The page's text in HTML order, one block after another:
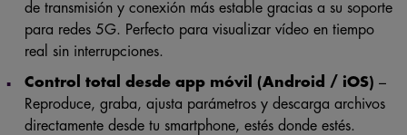
de transmisión y conexión más estable gracias a su soporte
para redes 5G. Perfecto para visualizar vídeo en tiempo
real sin interrupciones.
Control total desde app móvil (Android / iOS) –
Reproduce, graba, ajusta parámetros y descarga archivos
directamente desde tu smartphone, estés donde estés.